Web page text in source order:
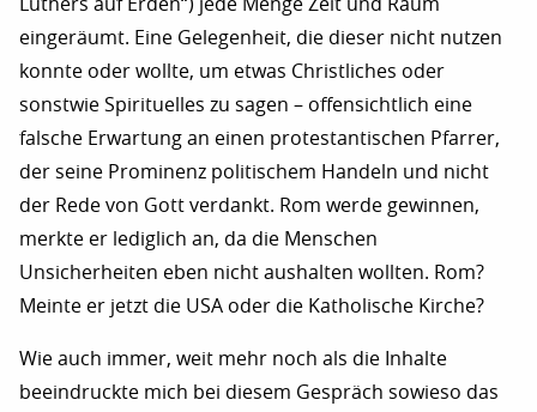
eingeräumt. Eine Gelegenheit, die dieser nicht nutzen
konnte oder wollte, um etwas Christliches oder
sonstwie Spirituelles zu sagen – offensichtlich eine
falsche Erwartung an einen protestantischen Pfarrer,
der seine Prominenz politischem Handeln und nicht
der Rede von Gott verdankt. Rom werde gewinnen,
merkte er lediglich an, da die Menschen
Unsicherheiten eben nicht aushalten wollten. Rom?
Meinte er jetzt die USA oder die Katholische Kirche?
Wie auch immer, weit mehr noch als die Inhalte
beeindruckte mich bei diesem Gespräch sowieso das